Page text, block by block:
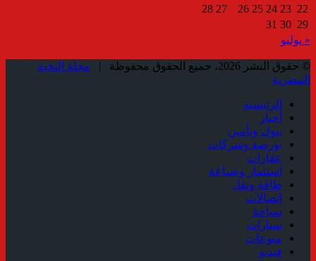
22
23
24
25
26
27
28
29
30
31
« يوليو
© حقوق النشر 2026، جميع الحقوق محفوظة |
مجلة النخبة
المصرية
الرئيسية
أخبار
بنوك وتأمين
بورصة وشركات
عقارات
استثمار وصناعة
طاقة ونقل
إتصالات
سياحة
سيارات
منوعات
فيديو